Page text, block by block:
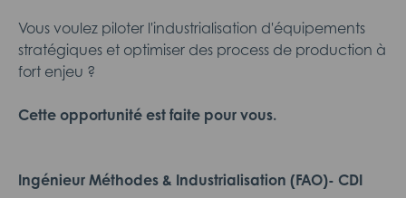
Vous voulez piloter l'industrialisation d'équipements
stratégiques et optimiser des process de production à
fort enjeu ?
Cette opportunité est faite pour vous.
Ingénieur Méthodes & Industrialisation (FAO)- CDI